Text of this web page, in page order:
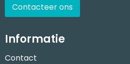
Contacteer ons
Informatie
Contact